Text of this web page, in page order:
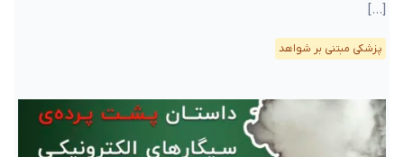
[…]
پزشکی مبتنی بر شواهد